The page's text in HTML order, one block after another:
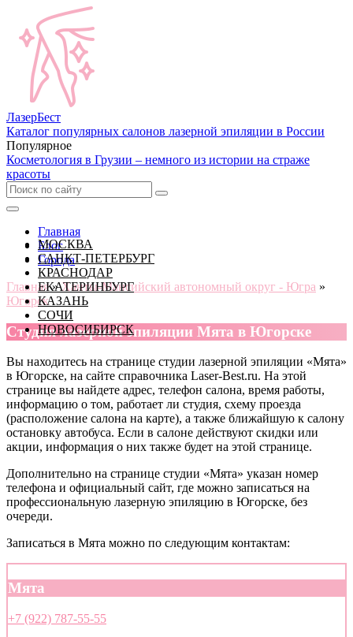
ЛазерБест
Каталог популярных салонов лазерной эпиляции в России
Популярное
Косметология в Грузии – немного из истории на страже
красоты
МОСКВА
САНКТ-ПЕТЕРБУРГ
КРАСНОДАР
ЕКАТЕРИНБУРГ
КАЗАНЬ
СОЧИ
НОВОСИБИРСК
Главная
Блог
Города
Главная » Ханты-Мансийский автономный округ - Югра »
Югорск
Cтудия лазерной эпиляции Мята в Югорске
Вы находитесь на странице студии лазерной эпиляции «Мята»
в Югорске, на сайте справочника Laser-Best.ru. На этой
странице вы найдете адрес, телефон салона, время работы,
информацию о том, работает ли студия, схему проезда
(расположение салона на карте), а также ближайшую к салону
остановку автобуса. Если в салоне действуют скидки или
акции, информация о них также будет на этой странице.
Дополнительно на странице студии «Мята» указан номер
телефона и официальный сайт, где можно записаться на
профессиональную лазерную эпиляцию в Югорске, без
очереди.
Записаться в Мята можно по следующим контактам:
Мята
+7 (922) 787-55-55